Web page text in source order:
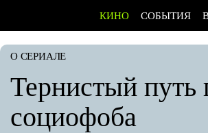
КИНО СОБЫТИЯ
О СЕРИАЛЕ
Тернистый путь
социофоба